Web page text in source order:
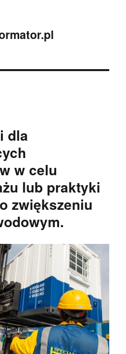
dla
w celu
lub praktyki
zwiększeniu